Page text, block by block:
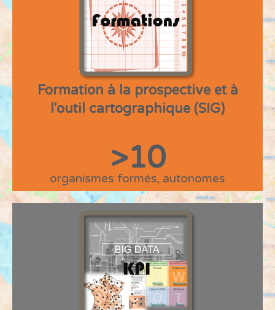
Formation à la prospective et à
l'outil cartographique (SIG)
>10
organismes formés, autonomes